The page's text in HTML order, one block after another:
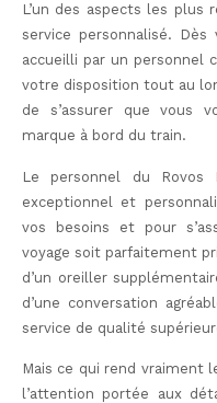
L’un des aspects les plus
service personnalisé.
accueilli par un personnel
votre disposition tout au
de s’assurer que vous
marque à bord du train.
Le personnel du
exceptionnel et
vos besoins et pour
voyage soit parfaitement
d’un oreiller
d’une conversation
service de qualité
Mais ce qui rend vraiment
l’attention portée aux